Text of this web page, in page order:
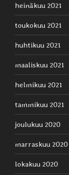
heinäkuu 2021
toukokuu 2021
huhtikuu 2021
maaliskuu 2021
helmikuu 2021
tammikuu 2021
joulukuu 2020
marraskuu 2020
lokakuu 2020